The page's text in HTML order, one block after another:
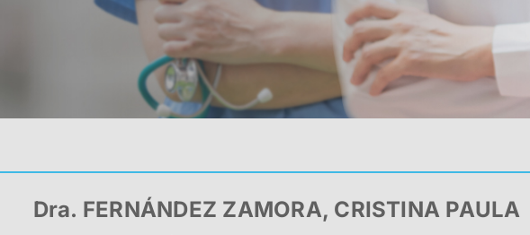
Dra. FERNÁNDEZ ZAMORA, CRISTINA PAULA